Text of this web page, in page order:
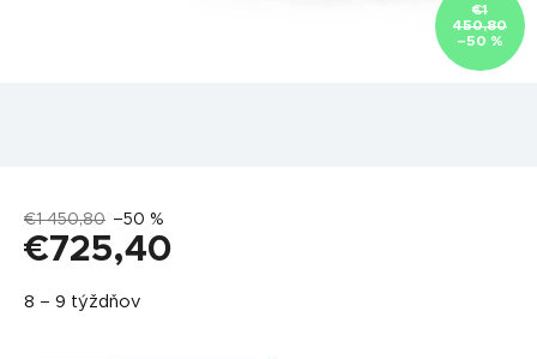
€1
450,80
–50 %
€1 450,80 –50 %
€725,40
cena:
8 – 9 týždňov